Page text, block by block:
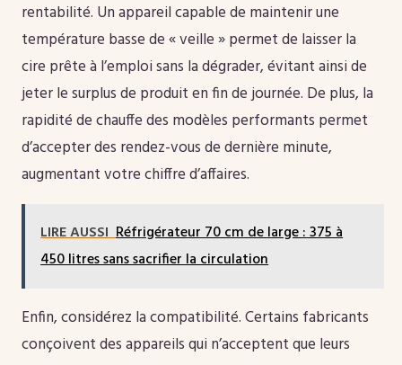
rentabilité. Un appareil capable de maintenir une
température basse de « veille » permet de laisser la
cire prête à l’emploi sans la dégrader, évitant ainsi de
jeter le surplus de produit en fin de journée. De plus, la
rapidité de chauffe des modèles performants permet
d’accepter des rendez-vous de dernière minute,
augmentant votre chiffre d’affaires.
LIRE AUSSI Réfrigérateur 70 cm de large : 375 à
450 litres sans sacrifier la circulation
Enfin, considérez la compatibilité. Certains fabricants
conçoivent des appareils qui n’acceptent que leurs